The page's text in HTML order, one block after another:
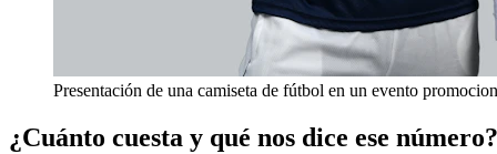
Presentación de una camiseta de fútbol en un evento
¿Cuánto cuesta y qué nos dice ese número?